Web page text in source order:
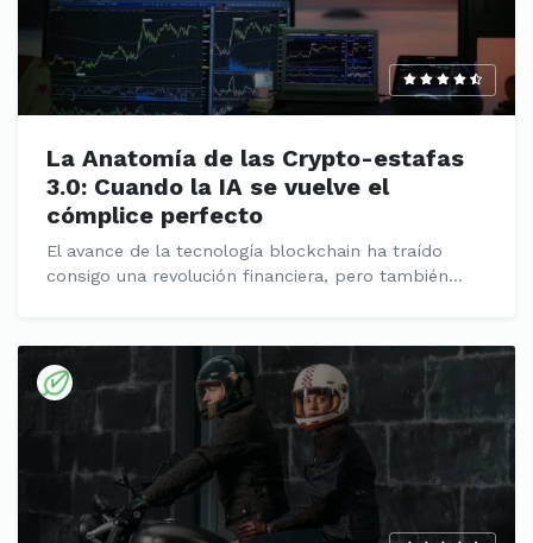
La Anatomía de las Crypto-estafas
3.0: Cuando la IA se vuelve el
cómplice perfecto
El avance de la tecnología blockchain ha traído
consigo una revolución financiera, pero también...